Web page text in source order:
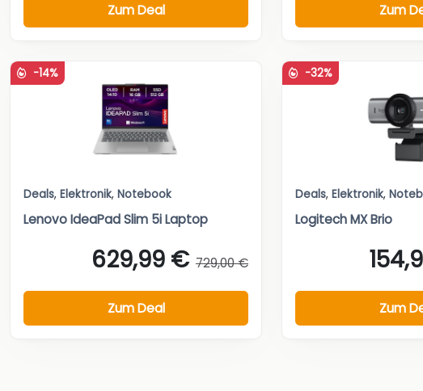
Zum Deal Zum
-14%
Deals, Elektronik, Notebook
Lenovo IdeaPad Slim 5i Laptop
629,99 € 729,00 €
Zum Deal
-32%
Deals, Elektronik,
Logitech MX Brio
Zum